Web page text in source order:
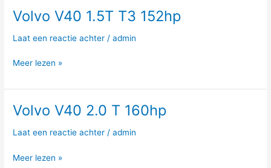
Volvo V40 1.5T T3 152hp
Laat een reactie achter /admin
Volvo
1.5T
152hp
Meer lezen »
Volvo V40 2.0 T 160hp
Laat een reactie achter /admin
Volvo
2.0
160hp
Meer lezen »